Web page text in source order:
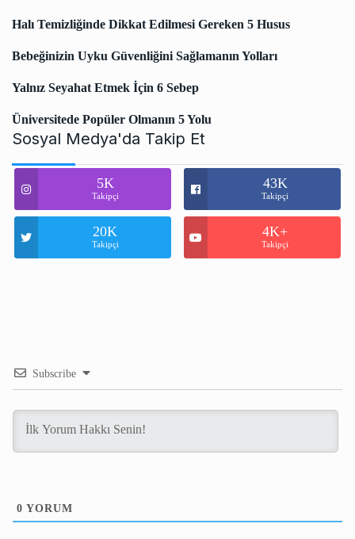
Halı Temizliğinde Dikkat Edilmesi Gereken 5 Husus
Bebeğinizin Uyku Güvenliğini Sağlamanın Yolları
Yalnız Seyahat Etmek İçin 6 Sebep
Üniversitede Popüler Olmanın 5 Yolu
Sosyal Medya'da Takip Et
5K
Takipçi
43K
Takipçi
20K
Takipçi
4K+
Takipçi
Subscribe
0 YORUM